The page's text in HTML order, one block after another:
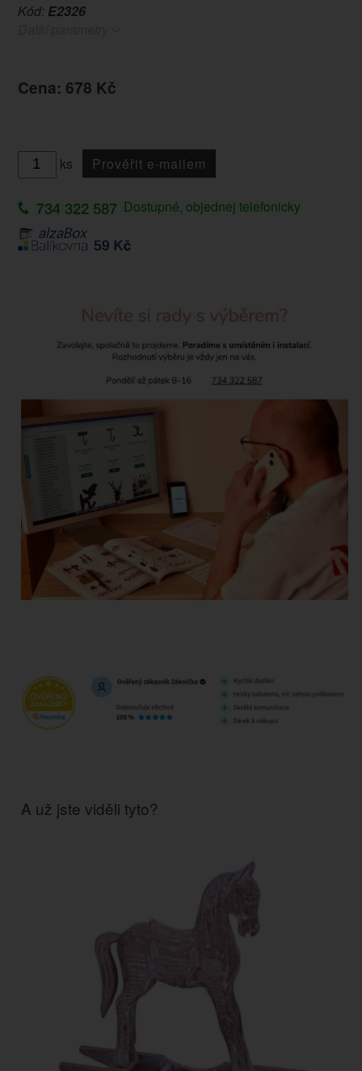
Kód: E2326
Cena: 678 Kč
ks Prověřit e-mailem
Dostupné, objednej telefonicky
A už jste viděli tyto?